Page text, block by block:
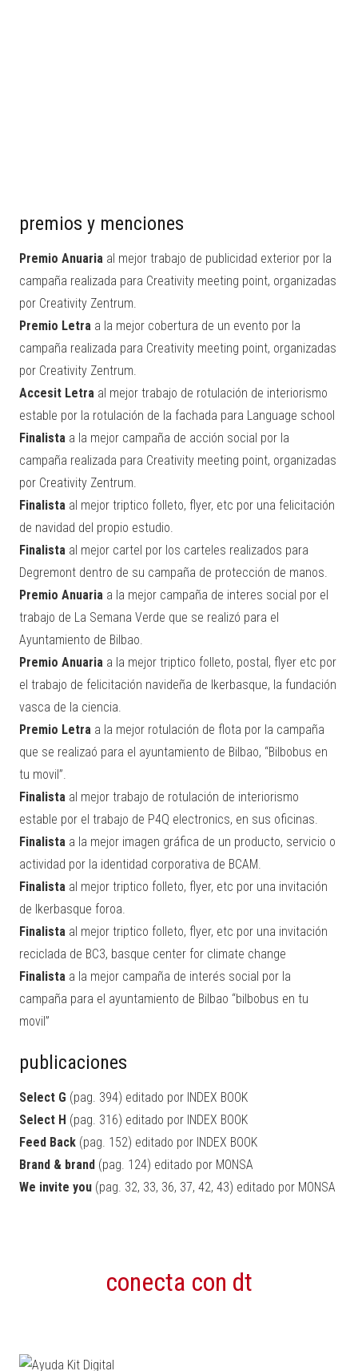
premios y menciones
Premio Anuaria al mejor trabajo de publicidad exterior por la
campaña realizada para Creativity meeting point, organizadas
por Creativity Zentrum.
Premio Letra a la mejor cobertura de un evento por la
campaña realizada para Creativity meeting point, organizadas
por Creativity Zentrum.
Accesit Letra al mejor trabajo de rotulación de interiorismo
estable por la rotulación de la fachada para Language school
Finalista a la mejor campaña de acción social por la
campaña realizada para Creativity meeting point, organizadas
por Creativity Zentrum.
Finalista al mejor triptico folleto, flyer, etc por una felicitación
de navidad del propio estudio.
Finalista al mejor cartel por los carteles realizados para
Degremont dentro de su campaña de protección de manos.
Premio Anuaria a la mejor campaña de interes social por el
trabajo de La Semana Verde que se realizó para el
Ayuntamiento de Bilbao.
Premio Anuaria a la mejor triptico folleto, postal, flyer etc por
el trabajo de felicitación navideña de Ikerbasque, la fundación
vasca de la ciencia.
Premio Letra a la mejor rotulación de flota por la campaña
que se realizaó para el ayuntamiento de Bilbao, “Bilbobus en
tu movil”.
Finalista al mejor trabajo de rotulación de interiorismo
estable por el trabajo de P4Q electronics, en sus oficinas.
Finalista a la mejor imagen gráfica de un producto, servicio o
actividad por la identidad corporativa de BCAM.
Finalista al mejor triptico folleto, flyer, etc por una invitación
de Ikerbasque foroa.
Finalista al mejor triptico folleto, flyer, etc por una invitación
reciclada de BC3, basque center for climate change
Finalista a la mejor campaña de interés social por la
campaña para el ayuntamiento de Bilbao “bilbobus en tu
movil”
publicaciones
Select G (pag. 394) editado por INDEX BOOK
Select H (pag. 316) editado por INDEX BOOK
Feed Back (pag. 152) editado por INDEX BOOK
Brand & brand (pag. 124) editado por MONSA
We invite you (pag. 32, 33, 36, 37, 42, 43) editado por MONSA
conecta con dt